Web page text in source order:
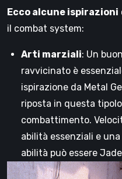
Ecco alcune ispirazioni
il combat system:
Arti marziali: Un
ravvicinato è
ispirazione da Metal
riposta in questa
combattimento.
abilità essenziali e
abilità può essere